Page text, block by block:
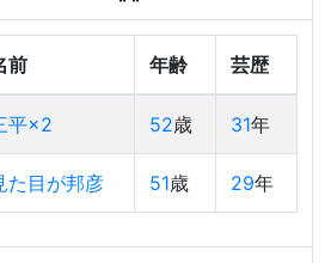
前 年齢 芸歴
平×2 52歳 31年
た目が邦彦 51歳 29年